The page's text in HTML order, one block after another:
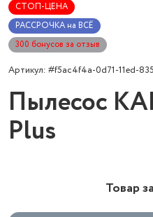
СТОП-ЦЕНА
РАССРОЧКА на ВСЁ
300 бонусов за отзыв
Артикул: #f5ac4f4a-0d71-11ed-
Пылесос
Plus
Товар